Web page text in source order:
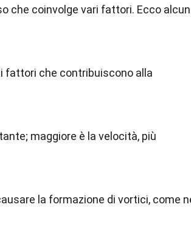
che coinvolge vari fattori. Ecco
fattori che contribuiscono alla
maggiore è la velocità, più
la formazione di vortici, come